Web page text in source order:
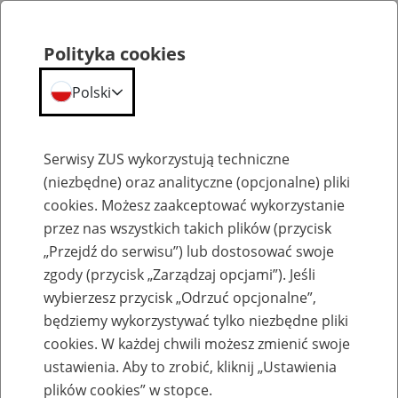
Komunikaty
Informacja o możliwych ograniczeniach w
dostępności portalu PUE oraz serwisów
Polityka cookies
Polski
Serwisy ZUS wykorzystują techniczne
(niezbędne) oraz analityczne (opcjonalne) pliki
cookies. Możesz zaakceptować wykorzystanie
przez nas wszystkich takich plików (przycisk
„Przejdź do serwisu”) lub dostosować swoje
zgody (przycisk „Zarządzaj opcjami”). Jeśli
wybierzesz przycisk „Odrzuć opcjonalne”,
będziemy wykorzystywać tylko niezbędne pliki
cookies. W każdej chwili możesz zmienić swoje
ustawienia. Aby to zrobić, kliknij „Ustawienia
plików cookies” w stopce.